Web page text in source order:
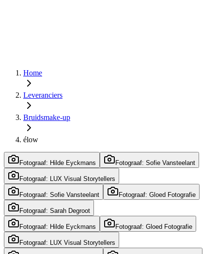
Home
Leveranciers
Bruidsmake-up
élow
Fotograaf: Hilde Eyckmans Fotograaf: Sofie Vansteelant
Fotograaf: LUX Visual Storytellers
Fotograaf: Sofie Vansteelant Fotograaf: Gloed Fotografie
Fotograaf: Sarah Degroot
Fotograaf: Hilde Eyckmans Fotograaf: Gloed Fotografie
Fotograaf: LUX Visual Storytellers